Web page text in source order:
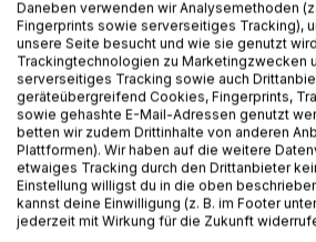
Informationsasymmetrie  die
unterschiedliche Marktteilnehmer
Informationen besitzen. Sie kann nicht
Kapitalgebern und den
unter den Kapitalgebern (Investoren)
Unterschiede in der Informationsmenge
die sie verfügen. Dadurch können die
Investoren oft Vorteile gegenüber
informierten erlangen.
Mit der Problematik der
Daneben verwenden wir Analysemethoden
Fingerprints sowie serverseitiges Tracking),
unsere Seite besucht und wie sie genutzt
Trackingtechnologien zu Marketingzwecken
serverseitiges Tracking sowie auch
geräteübergreifend Cookies, Fingerprints,
sowie gehashte E-Mail-Adressen genutzt
betten wir zudem Drittinhalte von anderen
Plattformen). Wir haben auf die weitere
etwaiges Tracking durch den Drittanbieter
Einstellung willigst du in die oben
kannst deine Einwilligung (z. B. im Footer
jederzeit mit Wirkung für die Zukunft